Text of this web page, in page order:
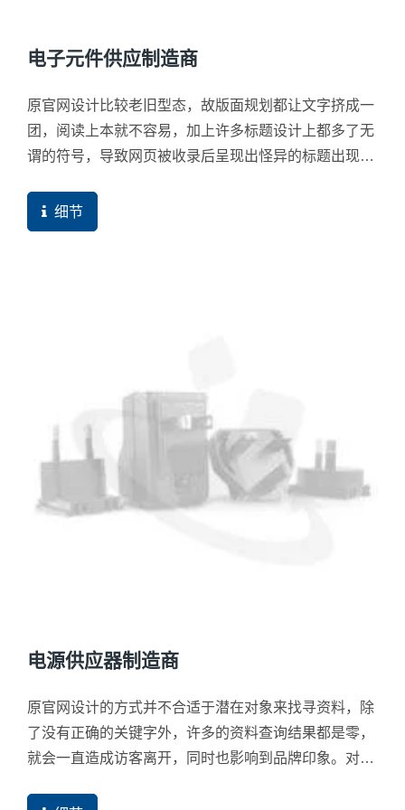
电子元件供应制造商
原官网设计比较老旧型态，故版面规划都让文字挤成一
团，阅读上本就不容易，加上许多标题设计上都多了无
谓的符号，导致网页被收录后呈现出怪异的标题出现，
不会主动推荐。
细节
电源供应器制造商
原官网设计的方式并不合适于潜在对象来找寻资料，除
了没有正确的关键字外，许多的资料查询结果都是零，
就会一直造成访客离开，同时也影响到品牌印象。对搜